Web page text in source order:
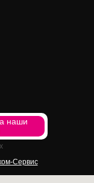
наши
Сервис